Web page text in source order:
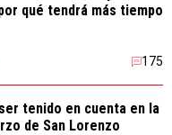
qué tendrá más tiempo
175
tenido en cuenta en la
de San Lorenzo